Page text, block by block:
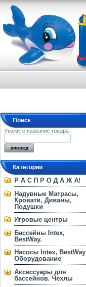
Поиск
Укажите название товара
Категории
Р А С П Р О Д А Ж А!
Надувные Матрасы,
Кровати, Диваны,
Подушки
Игровые центры
Бассейны Intex,
BestWay.
Насосы Intex, BestWay
Оборудование
Аксессуары для
бассейнов. Чехлы